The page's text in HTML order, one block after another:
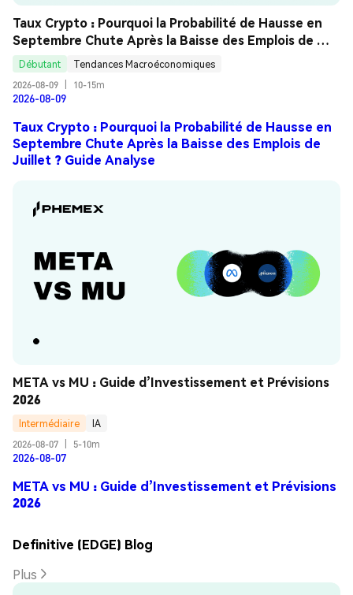
Taux Crypto : Pourquoi la Probabilité de Hausse en
Septembre Chute Après la Baisse des Emplois de
Juillet ? Guide Analyse
Débutant
Tendances Macroéconomiques
2026-08-09
10-15m
2026-08-09
Taux Crypto : Pourquoi la Probabilité de Hausse en
Septembre Chute Après la Baisse des Emplois de
Juillet ? Guide Analyse
META vs MU : Guide d’Investissement et Prévisions
2026
Intermédiaire
IA
2026-08-07
5-10m
2026-08-07
META vs MU : Guide d’Investissement et Prévisions
2026
Definitive (EDGE) Blog
Plus